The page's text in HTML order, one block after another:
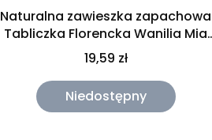
Naturalna zawieszka zapachowa
Tabliczka Florencka Wanilia Mia
Box 30g
19,59 zł
Niedostępny